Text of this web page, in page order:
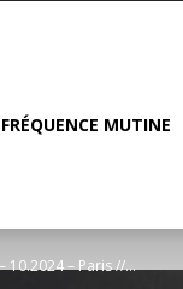
FRÉQUENCE MUTINE
10.2024 – Paris //...